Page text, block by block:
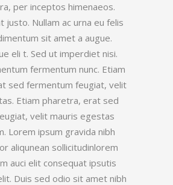
per inceptos himenaeos.
justo. Nullam ac urna eu felis
sit amet a augue.
eli t. Sed ut imperdiet nisi.
fermentum nunc. Etiam
sed fermentum feugiat, velit
Etiam pharetra, erat sed
velit mauris egestas
Lorem ipsum gravida nibh
aliqunean sollicitudinlorem
auci elit consequat ipsutis
Duis sed odio sit amet nibh